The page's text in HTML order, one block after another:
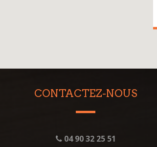
CONTACTEZ-NOUS
04 90 32 25 51